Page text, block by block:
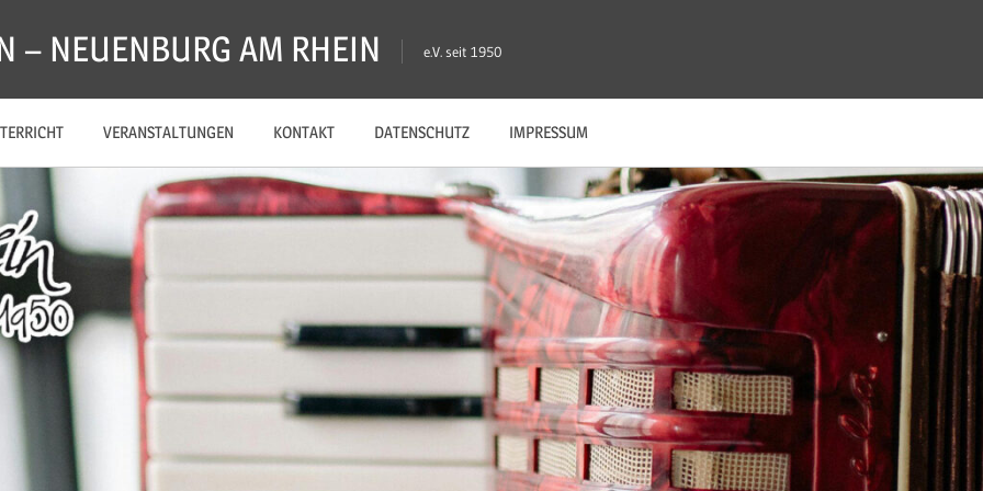
– NEUENBURG AM RHEIN e.V. seit 1950
VERANSTALTUNGEN KONTAKT DATENSCHUTZ IMPRESSUM